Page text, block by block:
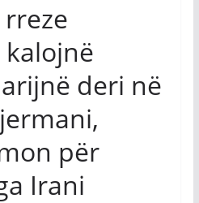
deri në
për
Irani